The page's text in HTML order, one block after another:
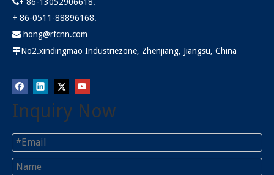

+ 86-0511-88896168.
 hong@rfcnn.com
No2.xindingmao Industriezone, Zhenjiang, Jiangsu, China
Inquiry Now